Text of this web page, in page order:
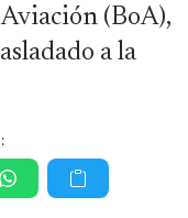
(BoA),
a la